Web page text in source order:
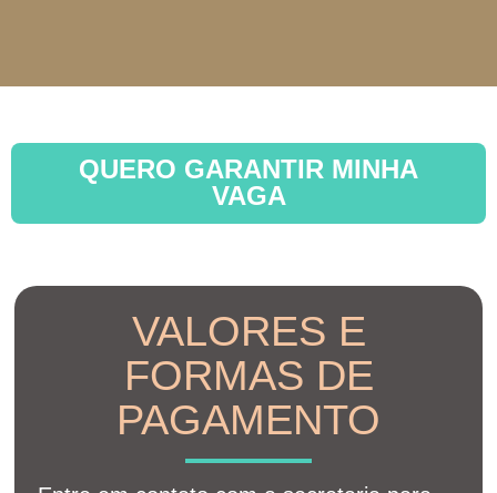
QUERO GARANTIR MINHA
VAGA
VALORES E
FORMAS DE
PAGAMENTO